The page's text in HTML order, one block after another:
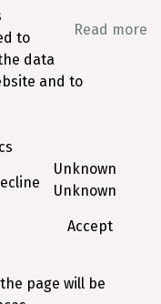
Read more
to
data
and to
Unknown
Unknown
Accept
page will be